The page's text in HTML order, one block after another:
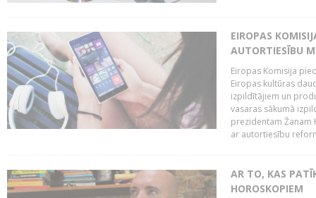
EIROPAS
AUTORTIESĪBU
Eiropas Komisija
Eiropas kultūras
izpildītājiem un
vasaras sākumā
prezidentam Žanam
ar autortiesību
AR TO, KAS
HOROSKOPIEM